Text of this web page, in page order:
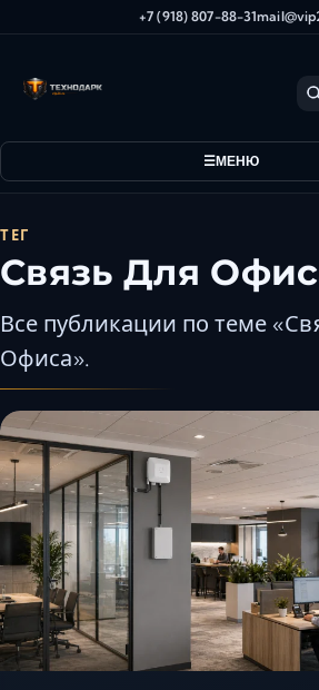
+7 (918) 807-88-31
МЕНЮ
ТЕГ
Связь Для
Все публикации по теме
Офиса».